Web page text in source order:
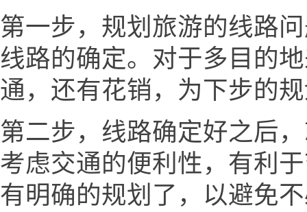
第一步，规划旅游的线路
线路的确定。对于多目的
通，还有花销，为下步的
第二步，线路确定好之后
考虑交通的便利性，有利
有明确的规划了，以避免